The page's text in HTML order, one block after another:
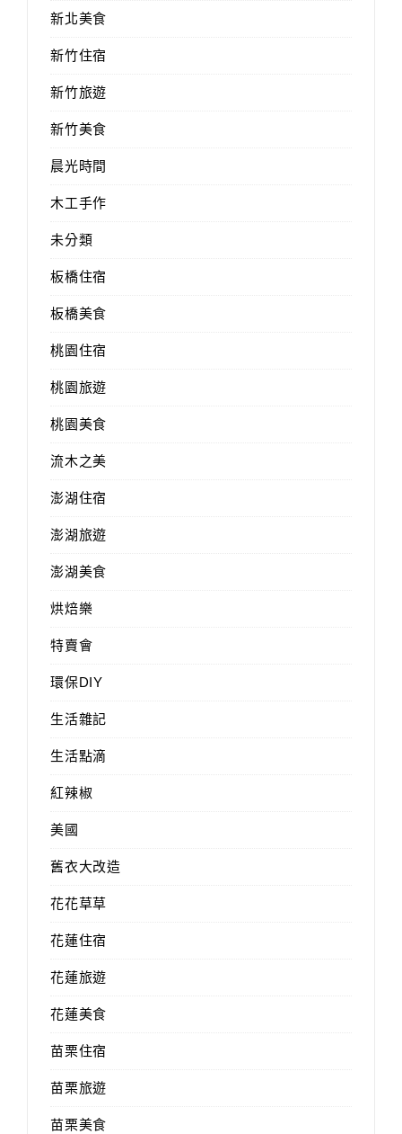
新北美食
新竹住宿
新竹旅遊
新竹美食
晨光時間
木工手作
未分類
板橋住宿
板橋美食
桃園住宿
桃園旅遊
桃園美食
流木之美
澎湖住宿
澎湖旅遊
澎湖美食
烘焙樂
特賣會
環保DIY
生活雜記
生活點滴
紅辣椒
美國
舊衣大改造
花花草草
花蓮住宿
花蓮旅遊
花蓮美食
苗栗住宿
苗栗旅遊
苗栗美食